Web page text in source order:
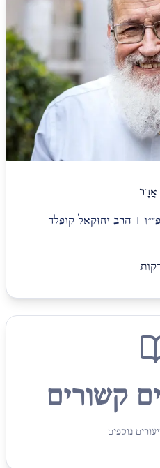
אֲדָר
| הרב יחזקאל קופלד
קשורים
נוספים